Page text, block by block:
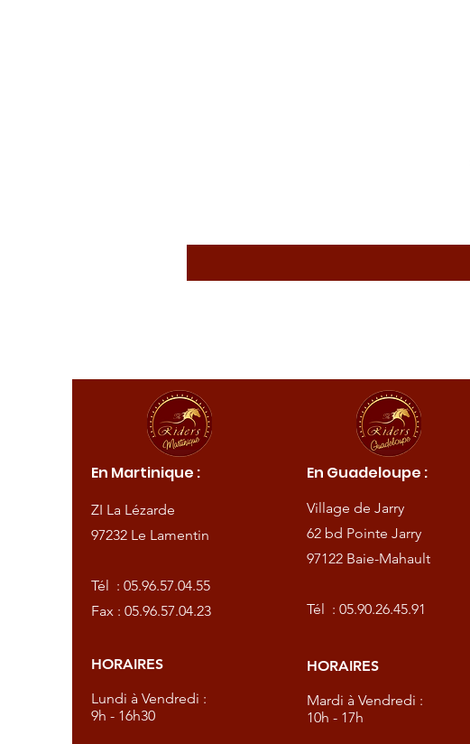
En Martinique :
ZI La Lézarde
97232 Le Lamentin
Tél :05.96.57.04.55
Fax : 05.96.57.04.23
HORAIRES
Lundi à Vendredi :
9h - 16h30
En Guadeloupe :
Village de Jarry
62 bd Pointe Jarry
97122 Baie-Mahault
Tél : 05.90.26.45.91
HORAIRES
Mardi à Vendredi :
10h - 17h